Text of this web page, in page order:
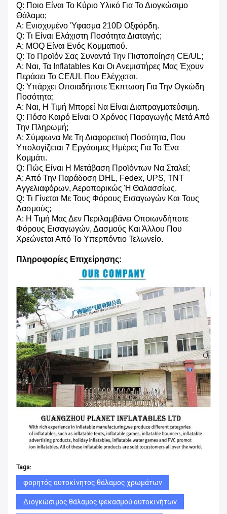
Q: Ποιο Είναι Το Κύριο Υλικό Για Το Διογκώσιμο
Θάλαμο;
Α: Ενισχυμένο Ύφασμα 210D Οξφόρδη.
Q: Τι Είναι Ελάχιστη Ποσότητα Διαταγής;
Α: MOQ Είναι Ενός Κομματιού.
Q: Το Προϊόν Σας Συναντά Την Πιστοποίηση CE/UL;
Α: Ναι, Τα Inflatables Και Οι Ανεμιστήρες Μας Έχουν
Περάσει Το CE/UL Που Ελέγχεται.
Q: Υπάρχει Οποιαδήποτε Έκπτωση Για Την Ογκώδη
Ποσότητα;
Α: Ναι, Η Τιμή Μπορεί Να Είναι Διαπραγματεύσιμη.
Q: Πόσο Καιρό Είναι Ο Χρόνος Παραγωγής Μετά Από
Την Πληρωμή;
Α: Σύμφωνα Με Τη Διαφορετική Ποσότητα, Που
Υπολογίζεται 7 Εργάσιμες Ημέρες Για Το Ένα
Κομμάτι.
Q: Πώς Είναι Η Μετάβαση Προϊόντων Να Σταλεί;
Α: Από Την Παράδοση DHL, Fedex, UPS, TNT
Αγγελιαφόρων, Αεροπορικώς Ή Θαλασσίως.
Q: Τι Γίνεται Με Τους Φόρους Εισαγωγών Και Τους
Δασμούς;
Α: Η Τιμή Μας Δεν Περιλαμβάνει Οποιωνδήποτε
Φόρους Εισαγωγών, Δασμούς Και Άλλου Που
Χρεώνεται Από Το Υπερπόντιο Τελωνείο.
Πληροφορίες Επιχείρησης:
Tags:
φορητός αυτοκίνητος θάλαμος χρωμάτων
Διογκώσιμος θάλαμος ψεκασμού αυτοκινήτων